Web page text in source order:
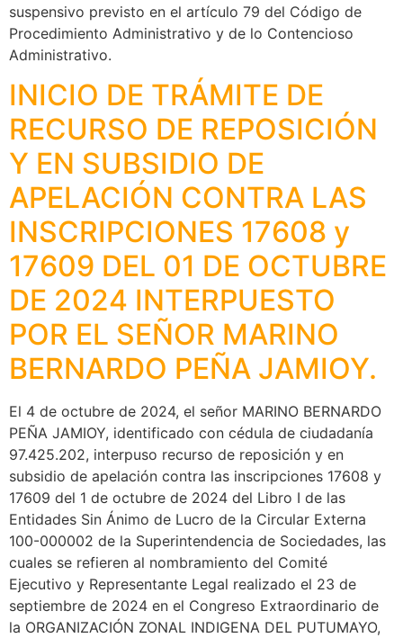
suspensivo previsto en el artículo 79 del Código de
Procedimiento Administrativo y de lo Contencioso
Administrativo.
INICIO DE TRÁMITE DE
RECURSO DE REPOSICIÓN
Y EN SUBSIDIO DE
APELACIÓN CONTRA LAS
INSCRIPCIONES 17608 y
17609 DEL 01 DE OCTUBRE
DE 2024 INTERPUESTO
POR EL SEÑOR MARINO
BERNARDO PEÑA JAMIOY.
El 4 de octubre de 2024, el señor MARINO BERNARDO
PEÑA JAMIOY, identificado con cédula de ciudadanía
97.425.202, interpuso recurso de reposición y en
subsidio de apelación contra las inscripciones 17608 y
17609 del 1 de octubre de 2024 del Libro I de las
Entidades Sin Ánimo de Lucro de la Circular Externa
100-000002 de la Superintendencia de Sociedades, las
cuales se refieren al nombramiento del Comité
Ejecutivo y Representante Legal realizado el 23 de
septiembre de 2024 en el Congreso Extraordinario de
la ORGANIZACIÓN ZONAL INDIGENA DEL PUTUMAYO,